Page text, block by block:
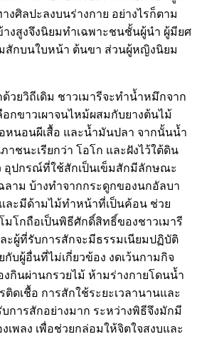
งศิลปะลงบนร่างกาย อย่างไรก็ตาม
งสูงจึงนิยมทำเฉพาะชนชั้นผู้นำ ผู้มียศ
สักบนใบหน้า ต้นขา ส่วนผู้หญิงนิยม
ถีเดิม ชาวเมารีจะทำน้ำหมึกจาก
กขาวเผาจนไหม้ผสมกับยางต้นไม้
หนอนผีเสื้อ และน้ำมันปลา จากนั้นน้ำ
ชนะเรียกว่า โอโก และฝังไว้ใต้ดิน
อุปกรณ์ที่ใช้สักเป็นเข็มสักมีลักษณะ
าม บ้างทำจากกระดูกของนกอัลบา
และมีด้ามไม้ทำหน้าที่เป็นค้อน ช่วย
โกถือเป็นพิธีศักดิ์สิทธิ์ของชาวเมารี
ะผู้ที่รับการสักจะมีธรรมเนียมปฏิบัติ
บผู้อื่นที่ไม่เกี่ยวข้อง งดเว้นกามกิจ
กินผ่านกรวยไม้ ห้ามร่างกายโดนน้ำ
ดเชื้อ การสักใช้ระยะเวลานานและ
บการสักอย่างมาก ระหว่างพิธีจึงมักมี
เพลง เพื่อช่วยกล่อมให้จิตใจสงบและ